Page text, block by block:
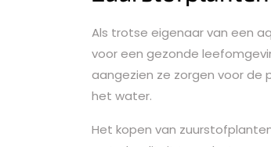
Als trotse eigenaar van een
voor een gezonde
aangezien ze zorgen voor de
het water.
Het kopen van